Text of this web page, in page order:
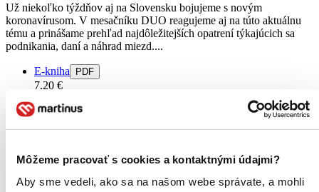
Môžeme pracovať s cookies a kontaktnými údajmi?
Aby sme vedeli, ako sa na našom webe správate, a mohli
Už niekoľko týždňov aj na Slovensku bojujeme s novým
koronavírusom. V mesačníku DUO reagujeme aj na túto aktuálnu
tému a prinášame prehľad najdôležitejších opatrení týkajúcich sa
podnikania, daní a náhrad miezd....
E-kniha PDF
7,20 €
Máte čítačku, tablet alebo mobil? Stiahnite si do nich e-knihu:
Vložiť do košíka